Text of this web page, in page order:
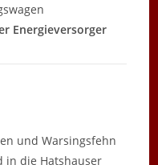
Energieversorger
und Warsingsfehn
in die Hatshauser